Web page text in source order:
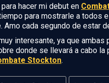
hacer mi debut en
para mostrarle a todos
Amo cada segundo de estar
interesante, ya que
donde se llevará a cabo
Stockton.